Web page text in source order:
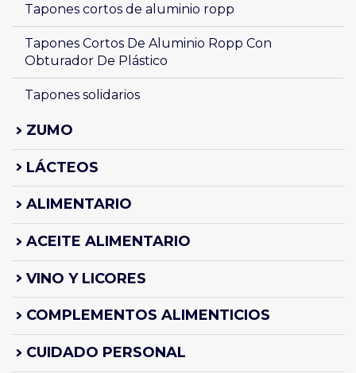
Tapones cortos de aluminio ropp
Tapones Cortos De Aluminio Ropp Con
Obturador De Plástico
Tapones solidarios
ZUMO
LÁCTEOS
ALIMENTARIO
ACEITE ALIMENTARIO
VINO Y LICORES
COMPLEMENTOS ALIMENTICIOS
CUIDADO PERSONAL